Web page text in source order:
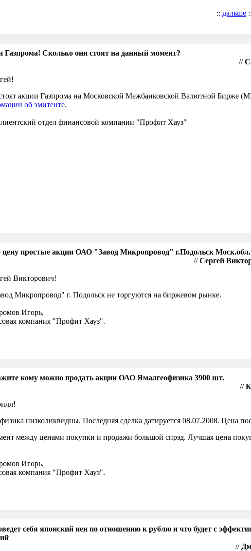
:: дальше ::
Газпрома! Сколько они стоят на данный момент?
//
стоят акции Газпрома на Московской Межбанковской Валютной Бирже
об эмитенте.
отдел финансовой компании "Профит Хауз"
простые акции ОАО "Завод Микропровод" г.Подольск
//Сергей
Викторович!
Микропровод" г. Подольск не торгуются на биржевом рынке.
Игорь,
компания "Профит Хауз".
кому можно продать акции ОАО Ямалгеофизика 3900 шт.
//
низколиквидны. Последняя сделка датируется 08.07.2008. Цена
между ценами покупки и продажи большой спрэд. Лучшая цена
Игорь,
компания "Профит Хауз".
себя японский иен по отношению к рублю и что будет с
//